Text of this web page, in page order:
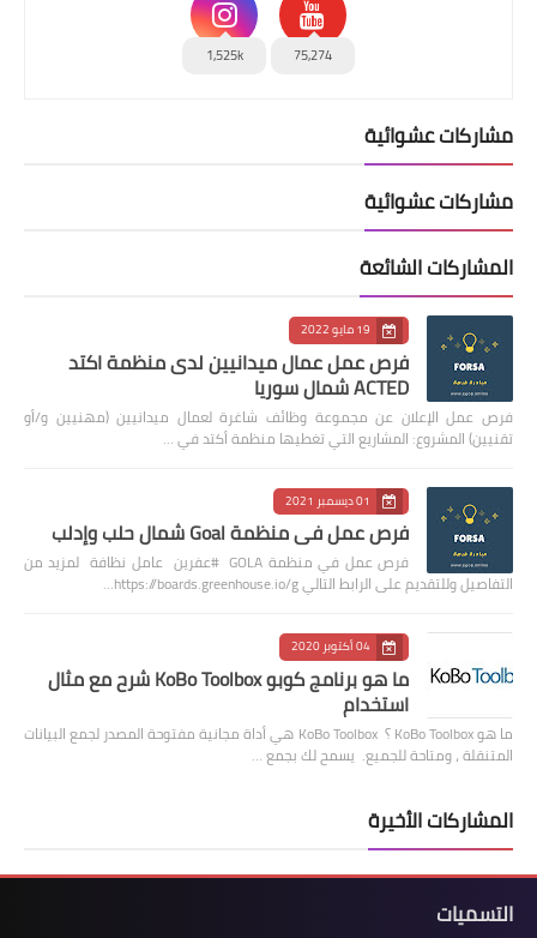
75,274
1,525k
مشاركات عشوائية
مشاركات عشوائية
المشاركات الشائعة
19 مايو 2022
فرص عمل عمال ميدانيين لدى منظمة اكتد
ACTED شمال سوريا
فرص عمل الإعلان عن مجموعة وظائف شاغرة لعمال ميدانيين (مهنيين و/أو
تقنيين) المشروع: المشاريع التي تغطيها منظمة أكتد في …
01 ديسمبر 2021
فرص عمل في منظمة Goal شمال حلب وإدلب
فرص عمل في منظمة GOLA #عفرين عامل نظافة لمزيد من
التفاصيل وللتقديم على الرابط التالي https://boards.greenhouse.io/g…
04 أكتوبر 2020
ما هو برنامج كوبو KoBo Toolbox شرح مع مثال
استخدام
ما هو KoBo Toolbox ؟ KoBo Toolbox هي أداة مجانية مفتوحة المصدر لجمع البيانات
المتنقلة ، ومتاحة للجميع. يسمح لك بجمع …
المشاركات الأخيرة
التسميات